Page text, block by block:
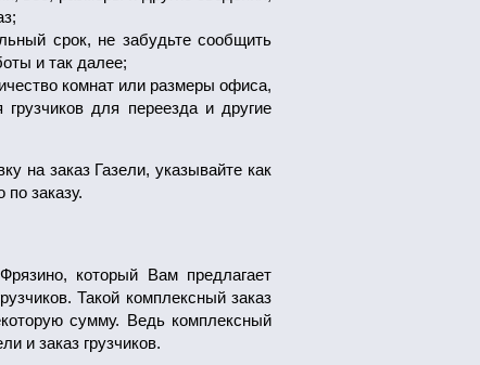
срок, не забудьте сообщить
и так далее;
комнат или размеры офиса,
для переезда и другие
на заказ Газели, указывайте как
заказу.
который Вам предлагает
Такой комплексный заказ
сумму. Ведь комплексный
и заказ грузчиков.